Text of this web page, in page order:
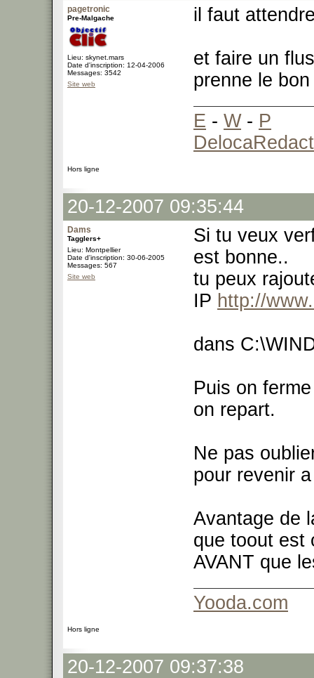
pagetronic
Pre-Malgache
Lieu: skynet.mars
Date d'inscription: 12-04-2006
Messages: 3542
Site web
il faut
et faire un
prenne le
E - W- P
Hors ligne
20-12-2007 09:35:44
Dams
Tagglers+
Lieu: Montpellier
Date d'inscription: 30-06-2005
Messages: 567
Site web
Si tu veux
est bonne..
tu peux
IP http://
dans
Puis on
on repart.
Ne pas
pour revenir
Avantage de
que toout est
AVANT que
Yooda.com
Hors ligne
20-12-2007 09:37:38